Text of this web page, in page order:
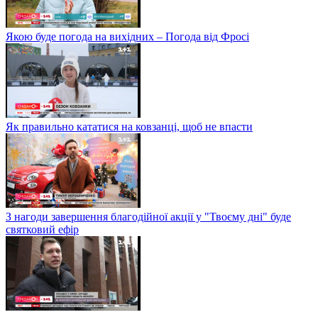
Якою буде погода на вихідних – Погода від Фросі
Як правильно кататися на ковзанці, щоб не впасти
З нагоди завершення благодійної акції у "Твоєму дні" буде
святковий ефір